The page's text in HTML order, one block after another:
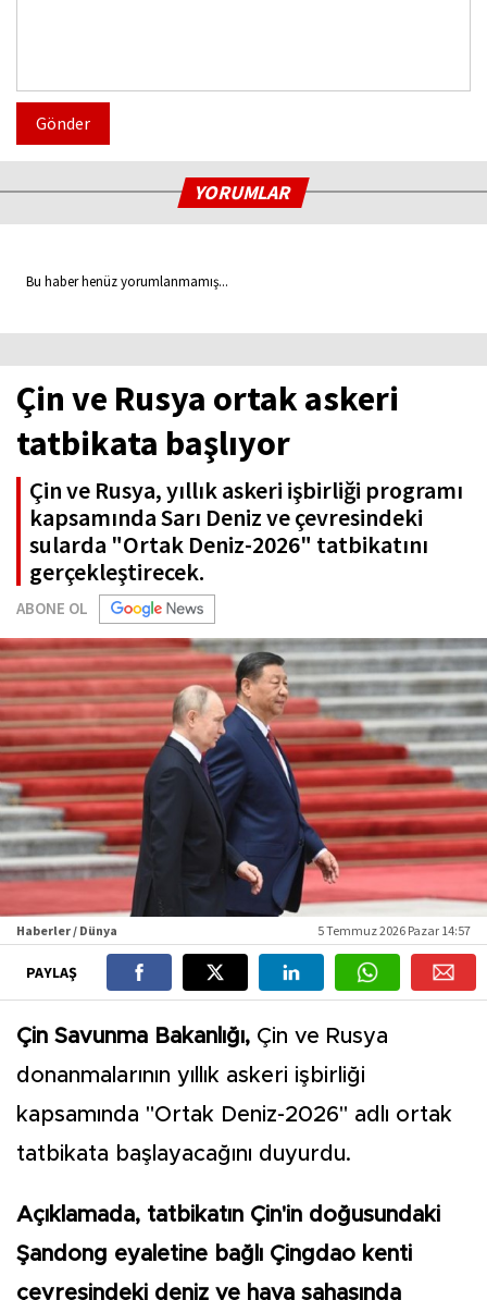
Gönder
YORUMLAR
Bu haber henüz yorumlanmamış...
Çin ve Rusya ortak askeri
tatbikata başlıyor
Çin ve Rusya, yıllık askeri işbirliği programı
kapsamında Sarı Deniz ve çevresindeki
sularda "Ortak Deniz-2026" tatbikatını
gerçekleştirecek.
ABONE OL
Haberler / Dünya 5 Temmuz 2026 Pazar 14:57
PAYLAŞ
Çin Savunma Bakanlığı, Çin ve Rusya
donanmalarının yıllık askeri işbirliği
kapsamında "Ortak Deniz-2026" adlı ortak
tatbikata başlayacağını duyurdu.
Açıklamada, tatbikatın Çin'in doğusundaki
Şandong eyaletine bağlı Çingdao kenti
çevresindeki deniz ve hava sahasında